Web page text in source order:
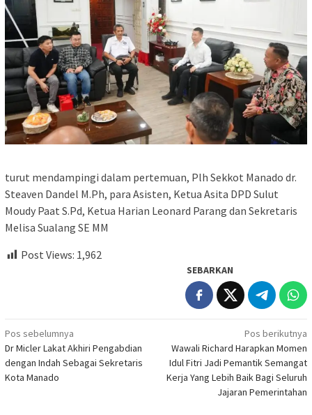
turut mendampingi dalam pertemuan, Plh Sekkot Manado dr.
Steaven Dandel M.Ph, para Asisten, Ketua Asita DPD Sulut
Moudy Paat S.Pd, Ketua Harian Leonard Parang dan Sekretaris
Melisa Sualang SE MM
Post Views: 1,962
SEBARKAN
Navigasi
pos
Pos sebelumnya
Dr Micler Lakat Akhiri Pengabdian
dengan Indah Sebagai Sekretaris
Kota Manado
Pos berikutnya
Wawali Richard Harapkan Momen
Idul Fitri Jadi Pemantik Semangat
Kerja Yang Lebih Baik Bagi Seluruh
Jajaran Pemerintahan